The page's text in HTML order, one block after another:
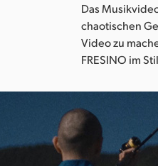
Das
chaotischen
Video zu
FRESINO im